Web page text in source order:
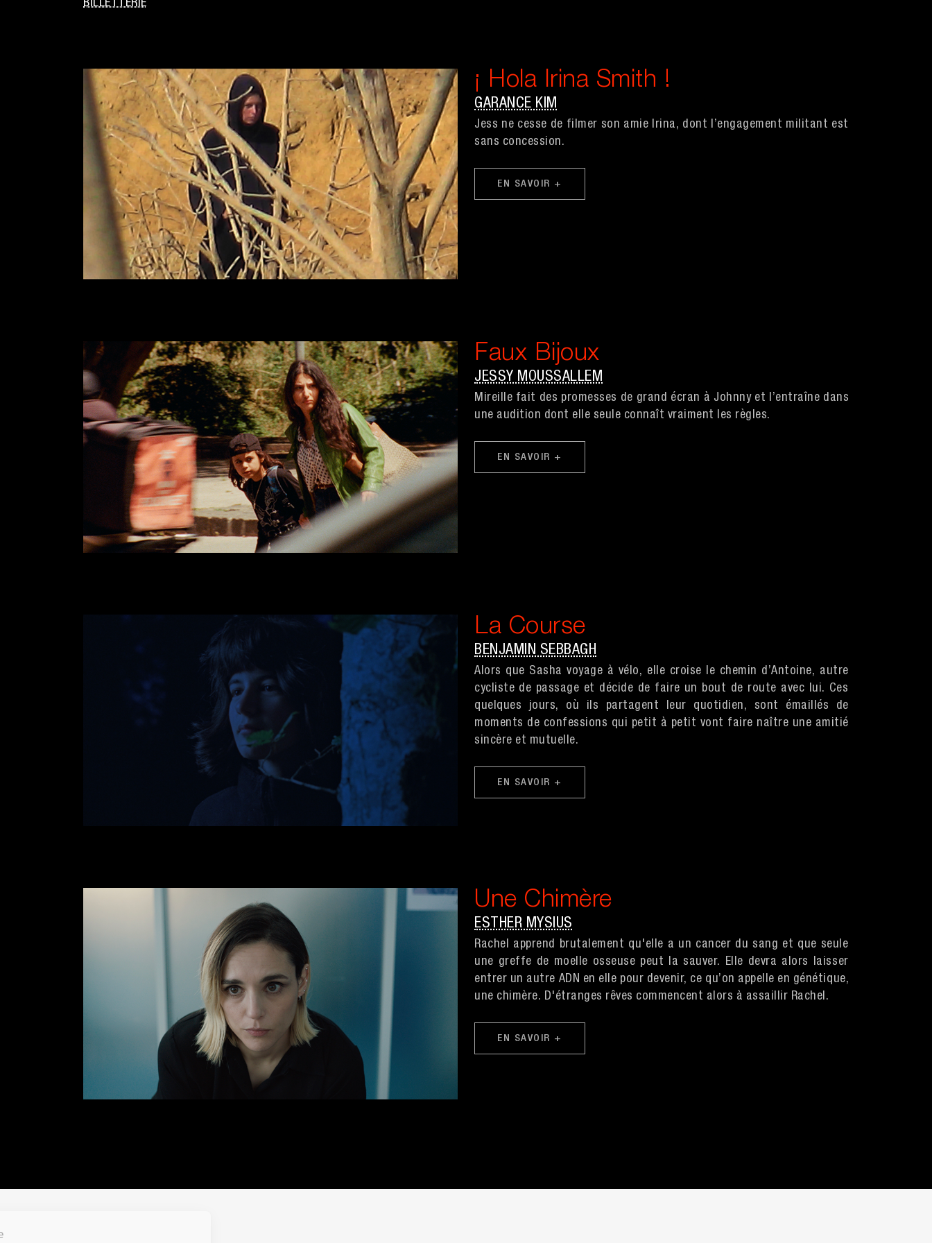
BILLETTERIE
¡ Hola Irina Smith !
GARANCE KIM
Jess ne cesse de filmer son amie Irina, dont l’engagement militant est
sans concession.
EN SAVOIR +
Faux Bijoux
JESSY MOUSSALLEM
Mireille fait des promesses de grand écran à Johnny et l’entraîne dans
une audition dont elle seule connaît vraiment les règles.
EN SAVOIR +
La Course
BENJAMIN SEBBAGH
Alors que Sasha voyage à vélo, elle croise le chemin d’Antoine, autre
cycliste de passage et décide de faire un bout de route avec lui. Ces
quelques jours, où ils partagent leur quotidien, sont émaillés de
moments de confessions qui petit à petit vont faire naître une amitié
sincère et mutuelle.
EN SAVOIR +
Une Chimère
ESTHER MYSIUS
Rachel apprend brutalement qu'elle a un cancer du sang et que seule
une greffe de moelle osseuse peut la sauver. Elle devra alors laisser
entrer un autre ADN en elle pour devenir, ce qu’on appelle en génétique,
une chimère. D'étranges rêves commencent alors à assaillir Rachel.
EN SAVOIR +